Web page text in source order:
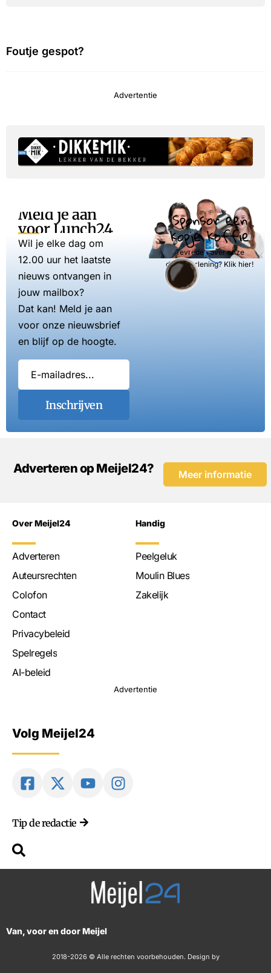
Foutje gespot?
Advertentie
Meld je aan
voor Lunch24
Wil je elke dag om
12.00 uur het laatste
nieuws ontvangen in
jouw mailbox?
Dat kan! Meld je aan
voor onze nieuwsbrief
en blijf op de hoogte.
Inschrijven
Sponsor een
kopje koffie
Tevreden over onze
dienstverlening? Klik hier!
Adverteren op Meijel24? Meer informatie
Over Meijel24
Adverteren
Auteursrechten
Colofon
Contact
Privacybeleid
Spelregels
AI-beleid
Handig
Peelgeluk
Moulin Blues
Zakelijk
Advertentie
Volg Meijel24
Tip de redactie
Van, voor en door Meijel
2018-2026 © Alle rechten voorbehouden. Design by